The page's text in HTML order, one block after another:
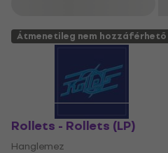
Átmenetileg nem hozzáférhető
Rollets - Rollets (LP)
Hanglemez